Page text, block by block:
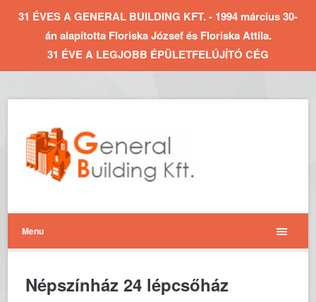
31 ÉVES A GENERAL BUILDING KFT. - 1994 március 30-
án alapította Floriska József és Floriska Attila.
31 ÉVE A LEGJOBB ÉPÜLETFELÚJÍTÓ CÉG
Menu
Népszínház 24 lépcsőház